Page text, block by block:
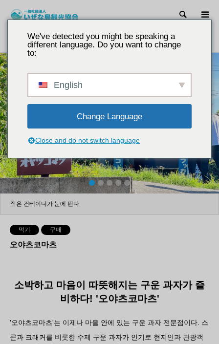
검색
소개 오야츠코마츠
작은 컨테이너가 눈에 띈다
2 3 4 5
먹기 구매
오야츠코마츠
소박하고 마음이 따뜻해지는 구운 과자가 즐
비하다! '오야츠코마츠'
'오야츠코마츠'는 이제나 마을 안에 있는 구운 과자 전문점이다. 스
콘과 크래커를 비롯한 수제 구운 과자가 인기로 현지인과 관광객
We've detected you might be speaking a
different language. Do you want to change
to:
English
Change Language
Close and do not switch language